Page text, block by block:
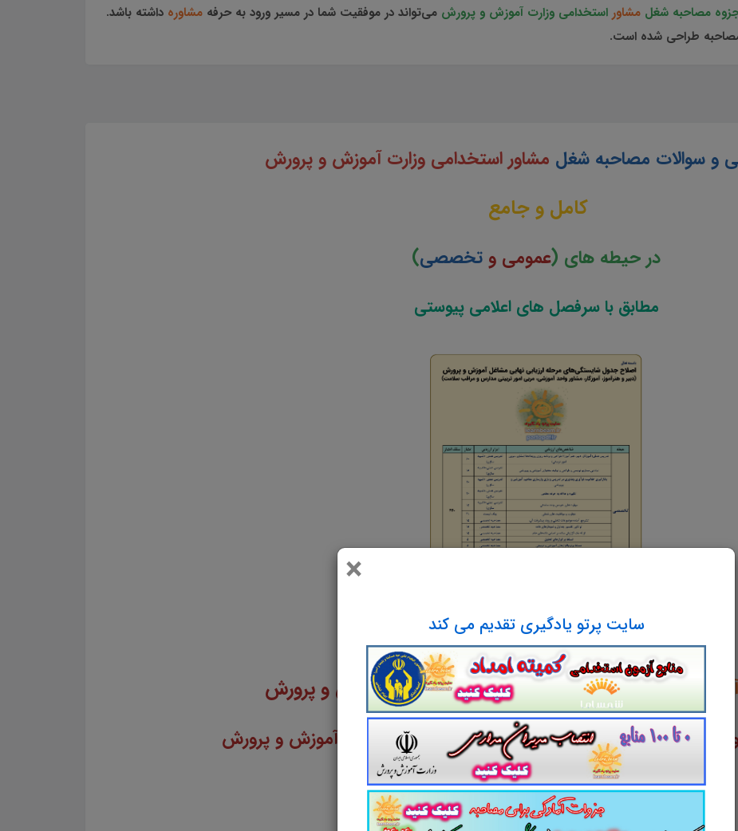
×
سایت پرتو یادگیری تقدیم می کند
مصاحبه شغل مشاور استخدامی وزارت آموزش و پرورش می‌تواند در موفقیت شما در مسیر ورود به حرفه مشاوره داشته باشد.
مصاحبه طراحی شده است.
و سوالات مصاحبه شغل مشاور استخدامی وزارت آموزش و پرورش
کامل و جامع
در حیطه های (عمومی و تخصصی)
مطابق با سرفصل های اعلامی پیوستی
برایمصاحبهمشاوراستخدامی وزارت آموزش و پرورش
گردآوری شده آمادگی برای مصاحبه استخدامی وزارت آموزش و پرورش